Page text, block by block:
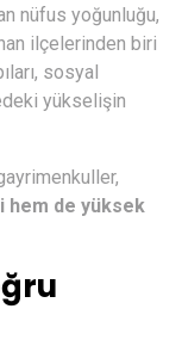
nüfus yoğunluğu,
ilçelerinden biri
sosyal
yükselişin
hem de yüksek